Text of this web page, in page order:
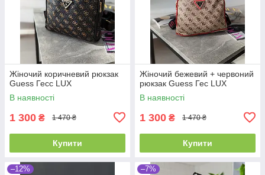
Жіночий коричневий рюкзак
Guess Гесс LUX
В наявності
1 300 ₴ 1 470 ₴
Купити
Жіночий бежевий + червоний
рюкзак Guess Гес LUX
В наявності
1 300 ₴ 1 470 ₴
Купити
–12% –7%